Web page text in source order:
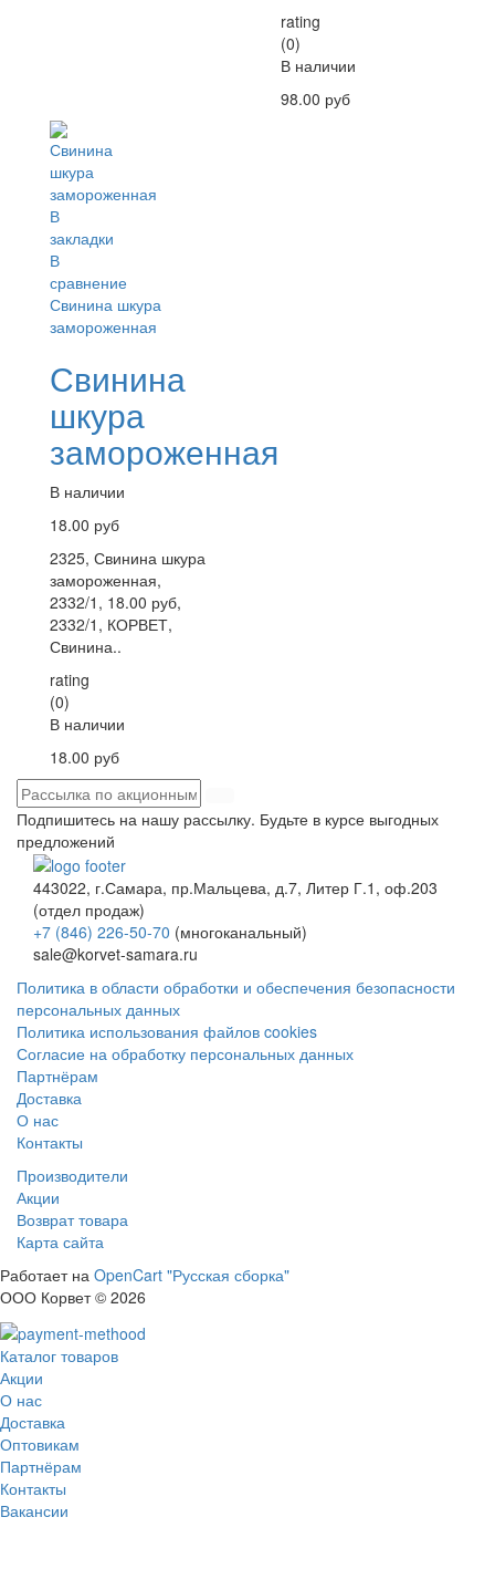
rating
(0)
В наличии
98.00 руб
В
закладки
В
сравнение
Свинина шкура
замороженная
Свинина
шкура
замороженная
В наличии
18.00 руб
2325, Свинина шкура
замороженная,
2332/1, 18.00 руб,
2332/1, КОРВЕТ,
Свинина..
rating
(0)
В наличии
18.00 руб
Подпишитесь на нашу рассылку. Будьте в курсе выгодных
предложений
443022, г.Самара, пр.Мальцева, д.7, Литер Г.1, оф.203
(отдел продаж)
+7 (846) 226-50-70 (многоканальный)
sale@korvet-samara.ru
Политика в области обработки и обеспечения безопасности
персональных данных
Политика использования файлов cookies
Согласие на обработку персональных данных
Партнёрам
Доставка
О нас
Контакты
Производители
Акции
Возврат товара
Карта сайта
Работает на OpenCart "Русская сборка"
ООО Корвет © 2026
Каталог товаров
Акции
О нас
Доставка
Оптовикам
Партнёрам
Контакты
Вакансии